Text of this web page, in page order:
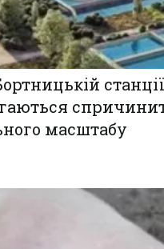
станції
масштабу